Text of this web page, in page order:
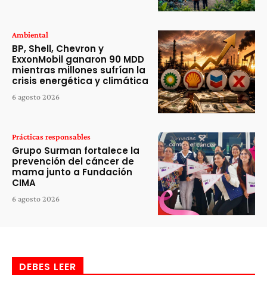
Ambiental
BP, Shell, Chevron y
ExxonMobil ganaron 90 MDD
mientras millones sufrían la
crisis energética y climática
6 agosto 2026
Prácticas responsables
Grupo Surman fortalece la
prevención del cáncer de
mama junto a Fundación
CIMA
6 agosto 2026
DEBES LEER